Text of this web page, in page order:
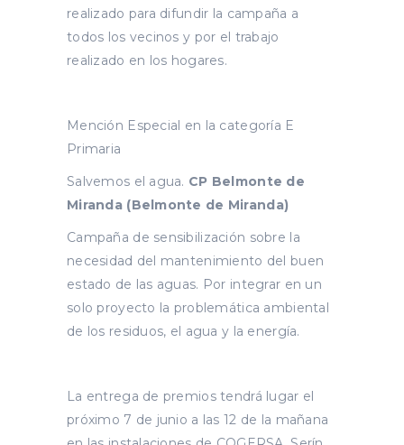
realizado para difundir la campaña a
todos los vecinos y por el trabajo
realizado en los hogares.
Mención Especial en la categoría E
Primaria
Salvemos el agua. CP Belmonte de
Miranda (Belmonte de Miranda)
Campaña de sensibilización sobre la
necesidad del mantenimiento del buen
estado de las aguas. Por integrar en un
solo proyecto la problemática ambiental
de los residuos, el agua y la energía.
La entrega de premios tendrá lugar el
próximo 7 de junio a las 12 de la mañana